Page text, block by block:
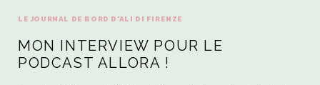
LE JOURNAL DE BORD D'ALI DI FIRENZE
MON INTERVIEW POUR LE
PODCAST ALLORA !